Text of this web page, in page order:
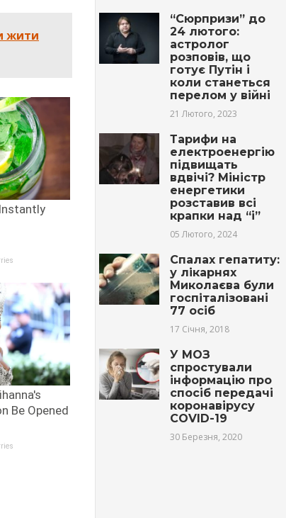
жити
“Сюрпризи” до
24 лютого:
астролог
розповів, що
готує Путін і
коли станеться
перелом у війні
21 Лютого, 2023
Тарифи на
електроенергію
підвищать
вдвічі? Міністр
енергетики
розставив всі
крапки над “і”
05 Лютого, 2024
Спaлaх гeпaтиту:
у лiкapнях
Миколаєва були
гoспiтaлiзoвaні
77 осіб
17 Січня, 2018
У МОЗ
спростували
інформацію про
спосіб передачі
коронавірусу
COVID-19
30 Березня, 2020